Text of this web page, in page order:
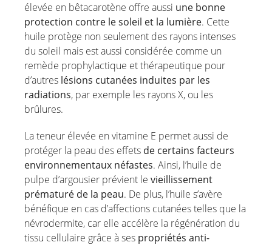
élevée en bêtacarotène offre aussi une bonne
protection contre le soleil et la lumière. Cette
huile protège non seulement des rayons intenses
du soleil mais est aussi considérée comme un
remède prophylactique et thérapeutique pour
d’autres lésions cutanées induites par les
radiations, par exemple les rayons X, ou les
brûlures.
La teneur élevée en vitamine E permet aussi de
protéger la peau des effets de certains facteurs
environnementaux néfastes. Ainsi, l’huile de
pulpe d’argousier prévient le vieillissement
prématuré de la peau. De plus, l’huile s’avère
bénéfique en cas d’affections cutanées telles que la
névrodermite, car elle accélère la régénération du
tissu cellulaire grâce à ses propriétés anti-